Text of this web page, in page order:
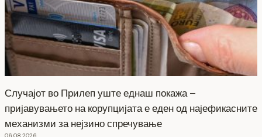
Случајот во Прилеп уште еднаш покажа –
пријавувањето на корупцијата е еден од најефикасните
механизми за нејзино спречување